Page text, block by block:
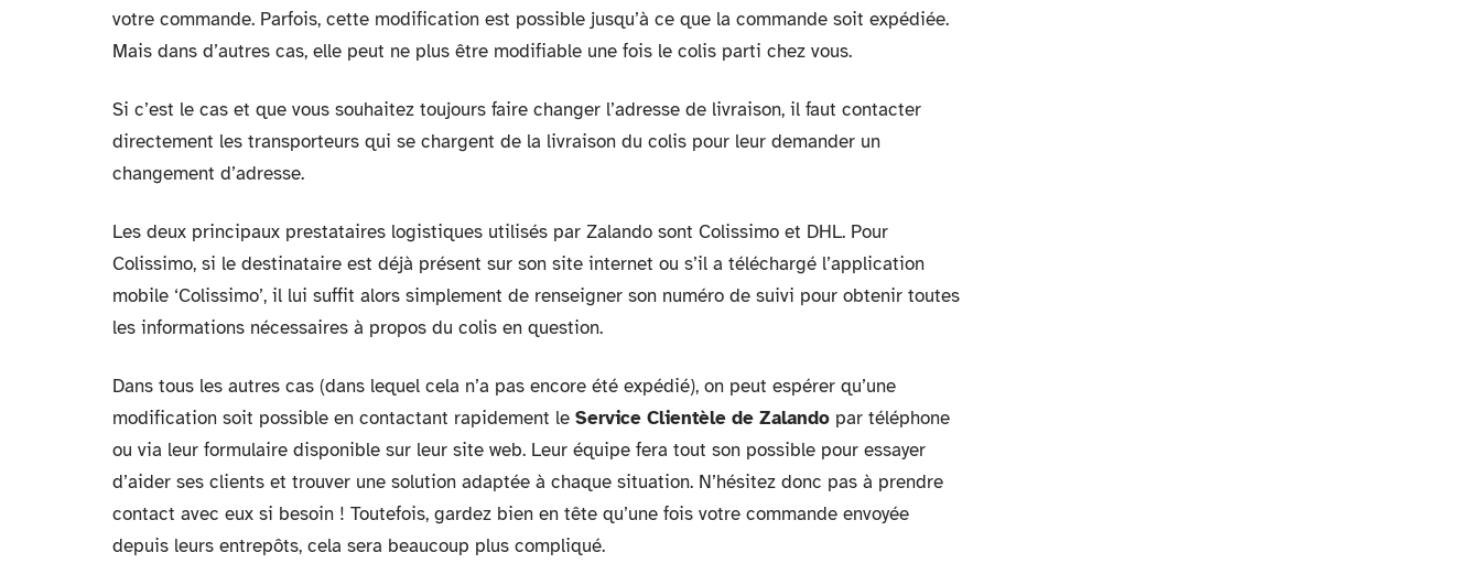
votre commande. Parfois, cette modification est possible jusqu’à ce que la commande soit expédiée.
Mais dans d’autres cas, elle peut ne plus être modifiable une fois le colis parti chez vous.
Si c’est le cas et que vous souhaitez toujours faire changer l’adresse de livraison, il faut contacter
directement les transporteurs qui se chargent de la livraison du colis pour leur demander un
changement d’adresse.
Les deux principaux prestataires logistiques utilisés par Zalando sont Colissimo et DHL. Pour
Colissimo, si le destinataire est déjà présent sur son site internet ou s’il a téléchargé l’application
mobile ‘Colissimo’, il lui suffit alors simplement de renseigner son numéro de suivi pour obtenir toutes
les informations nécessaires à propos du colis en question.
Dans tous les autres cas (dans lequel cela n’a pas encore été expédié), on peut espérer qu’une
modification soit possible en contactant rapidement le Service Clientèle de Zalando par téléphone
ou via leur formulaire disponible sur leur site web. Leur équipe fera tout son possible pour essayer
d’aider ses clients et trouver une solution adaptée à chaque situation. N’hésitez donc pas à prendre
contact avec eux si besoin ! Toutefois, gardez bien en tête qu’une fois votre commande envoyée
depuis leurs entrepôts, cela sera beaucoup plus compliqué.